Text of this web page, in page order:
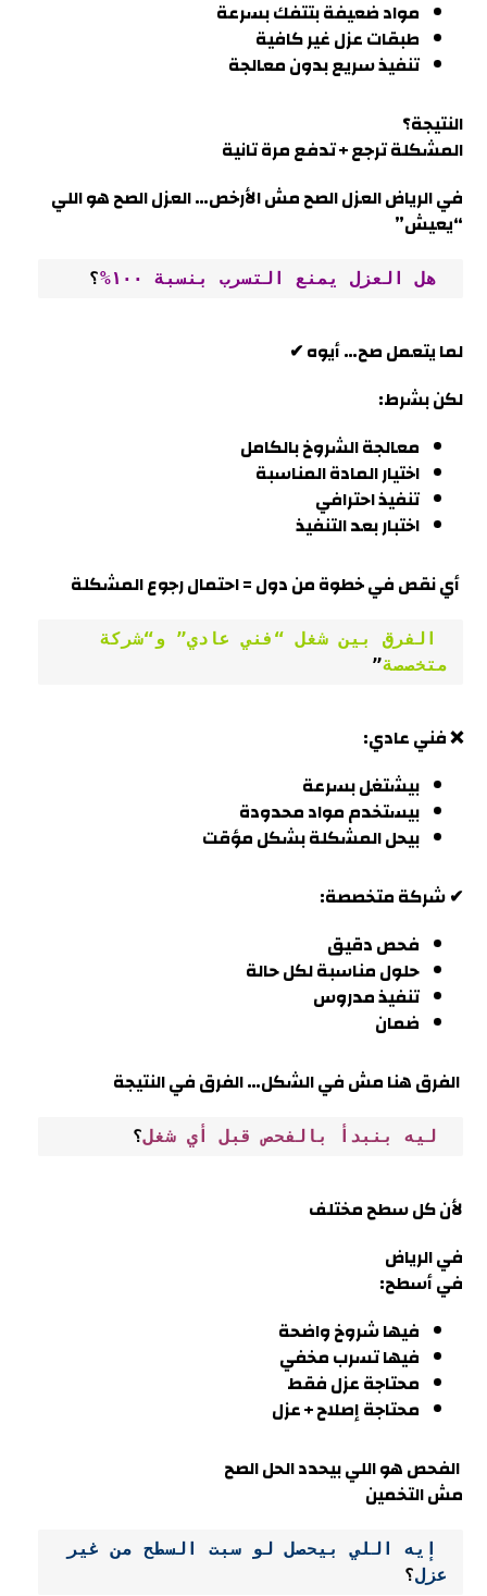
مواد ضعيفة بتتفك بسرعة
طبقات عزل غير كافية
تنفيذ سريع بدون معالجة
النتيجة؟
المشكلة ترجع + تدفع مرة تانية
فيالرياضالعزل الصح مش الأرخص… العزل الصح هو اللي
“يعيش”
هل العزل يمنع التسرب بنسبة ١٠٠% ؟
لما يتعمل صح… أيوه ✔
لكن بشرط:
معالجة الشروخ بالكامل
اختيار المادة المناسبة
تنفيذ احترافي
اختبار بعد التنفيذ
أي نقص في خطوة من دول = احتمال رجوع المشكلة
متخصصة”
❌ فني عادي:
بيشتغل بسرعة
بيستخدم مواد محدودة
بيحل المشكلة بشكل مؤقت
✔ شركة متخصصة:
فحص دقيق
حلول مناسبة لكل حالة
تنفيذ مدروس
ضمان
الفرق هنا مش في الشكل… الفرق في النتيجة
ليه بنبدأ بالفحص قبل أي شغل؟
لأن كل سطح مختلف
فيالرياض
في أسطح:
فيها شروخ واضحة
فيها تسرب مخفي
محتاجة عزل فقط
محتاجة إصلاح + عزل
الفحص هو اللي بيحدد الحل الصح
مش التخمين
عزل؟